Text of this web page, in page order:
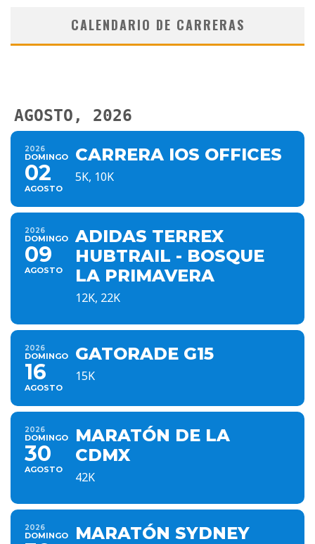
CALENDARIO DE CARRERAS
AGOSTO, 2026
2026
DOMINGO
02
AGOSTO
CARRERA IOS OFFICES
5K, 10K
2026
DOMINGO
09
AGOSTO
ADIDAS TERREX
HUBTRAIL - BOSQUE
LA PRIMAVERA
12K, 22K
2026
DOMINGO
16
AGOSTO
GATORADE G15
15K
2026
DOMINGO
30
AGOSTO
MARATÓN DE LA
CDMX
42K
2026
DOMINGO MARATÓN SYDNEY